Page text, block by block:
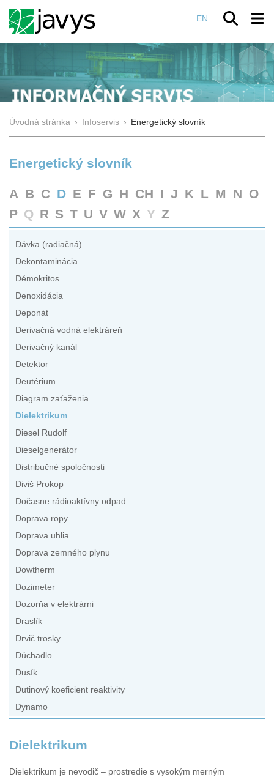
EN
Úvodná stránka › Infoservis › Energetický slovník
Energetický slovník
A B C D E F G H CH I J K L M N O
P Q R S T U V W X Y Z
Dávka (radiačná)
Dekontaminácia
Démokritos
Denoxidácia
Deponát
Derivačná vodná elektráreň
Derivačný kanál
Detektor
Deutérium
Diagram zaťaženia
Dielektrikum
Diesel Rudolf
Dieselgenerátor
Distribučné spoločnosti
Diviš Prokop
Dočasne rádioaktívny odpad
Doprava ropy
Doprava uhlia
Doprava zemného plynu
Dowtherm
Dozimeter
Dozorňa v elektrárni
Draslík
Drvič trosky
Dúchadlo
Dusík
Dutinový koeficient reaktivity
Dynamo
Dielektrikum
Dielektrikum je nevodič – prostredie s vysokým merným